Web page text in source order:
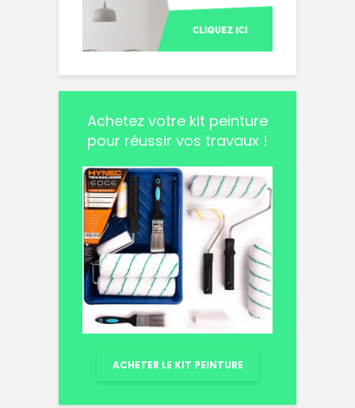
Achetez votre kit peinture
pour réussir vos travaux !
ACHETER LE KIT PEINTURE